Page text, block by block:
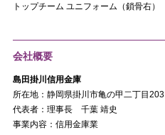
トップチーム ユニフォーム（鎖骨右）
会社概要
島田掛川信用金庫
所在地：静岡県掛川市亀の甲二丁目203
代表者：理事長 千葉 靖史
事業内容：信用金庫業